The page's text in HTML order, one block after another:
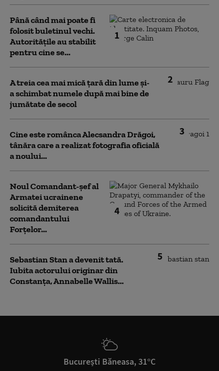
1
Până când mai poate fi
folosit buletinul vechi.
Autoritățile au stabilit
pentru cine se...
2
A treia cea mai mică țară din lume și-
a schimbat numele după mai bine de
jumătate de secol
3
Cine este românca Alecsandra Drăgoi,
tânăra care a realizat fotografia oficială
a noului...
4
Noul Comandant-șef al
Armatei ucrainene
solicită demiterea
comandantului
Forțelor...
5
Sebastian Stan a devenit tată.
Iubita actorului originar din
Constanța, Annabelle Wallis...
București Băneasa, 31°C